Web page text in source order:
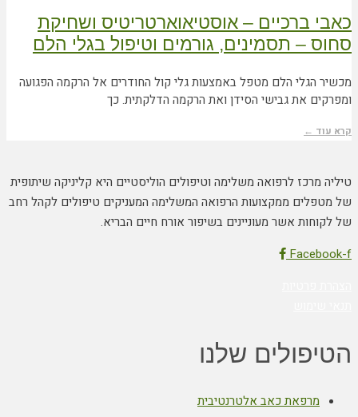
כאבי ברכיים – אוסטיאוארטריטיס ושחיקת
סחוס – תסמינים, גורמים וטיפול בגלי הלם
מכשיר הגלי הלם מטפל באמצעות גלי קול החודרים אל הרקמה הפגועה
ומפרקים את גבישי הסידן ואת הרקמה הדלקתית. כך
קרא עוד ←
טיליה מרכז לרפואה משלימה וטיפולים הוליסטיים היא קליניקה שיתופית
של מטפלים ממקצועות הרפואה המשלימה המעניקים טיפולים לקהל רחב
של לקוחות אשר מעוניינים בשיפור אורח חיים הבריא.
Facebook-f
הטיפולים שלנו
מרפאת כאב אלטרנטיבית